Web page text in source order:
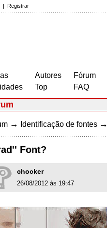
| Registrar
Autores
Top
Fórum
FAQ
→ Identificação de fontes →
Font?
chocker
26/08/2012 às 19:47